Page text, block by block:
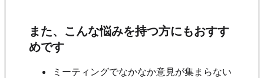
また、こんな悩みを持つ方にもおすす
めです
ミーティングでなかなか意見が集まらない